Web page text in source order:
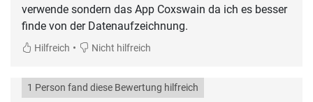
verwende sondern das App Coxswain da ich es besser
finde von der Datenaufzeichnung.
Hilfreich • Nicht hilfreich
1 Person fand diese Bewertung hilfreich